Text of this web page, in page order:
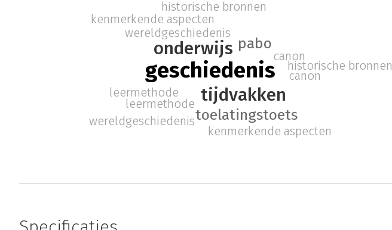
geschiedenis
tijdvakken
onderwijs pabo
toelatingstoets
canon
wereldgeschiedenis
kenmerkende aspecten
leermethode
historische bronnen
canon
wereldgeschiedenis
kenmerkende aspecten
leermethode
historische bronnen